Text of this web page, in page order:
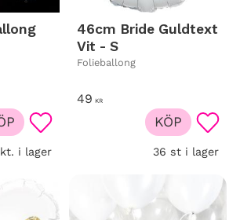
Lägg till i favoriter
i lager
46cm Bride Guldtext
Vit - S
Folieballong
49 KR
36 st i lager
KÖP